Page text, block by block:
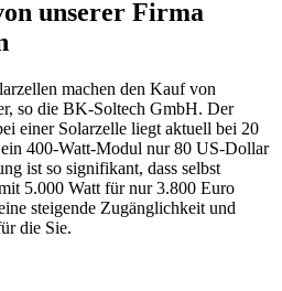
unserer Firma
machen den Kauf von
so die BK-Soltech GmbH. Der
einer Solarzelle liegt aktuell bei 20
ein 400-Watt-Modul nur 80 US-Dollar
ist so signifikant, dass selbst
5.000 Watt für nur 3.800 Euro
steigende Zugänglichkeit und
die Sie.